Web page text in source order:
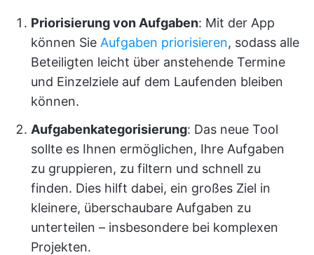
Priorisierung von Aufgaben: Mit der App
können Sie Aufgaben priorisieren, sodass alle
Beteiligten leicht über anstehende Termine
und Einzelziele auf dem Laufenden bleiben
können.
Aufgabenkategorisierung: Das neue Tool
sollte es Ihnen ermöglichen, Ihre Aufgaben
zu gruppieren, zu filtern und schnell zu
finden. Dies hilft dabei, ein großes Ziel in
kleinere, überschaubare Aufgaben zu
unterteilen – insbesondere bei komplexen
Projekten.